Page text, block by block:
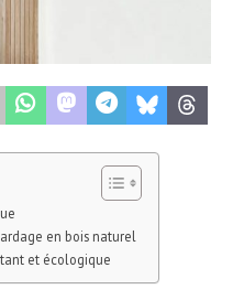
en bois naturel
et écologique